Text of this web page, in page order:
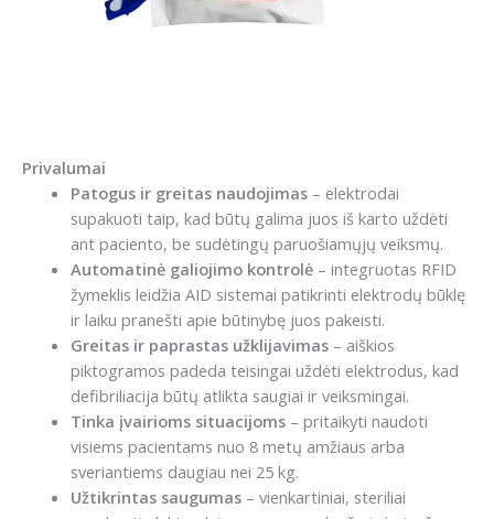
Privalumai
Patogus ir greitas naudojimas– elektrodai
supakuoti taip, kad būtų galima juos iš karto uždėti
ant paciento, be sudėtingų paruošiamųjų veiksmų.
Automatinė galiojimo kontrolė– integruotas RFID
žymeklis leidžia AID sistemai patikrinti elektrodų būklę
ir laiku pranešti apie būtinybę juos pakeisti.
Greitas ir paprastas užklijavimas– aiškios
piktogramos padeda teisingai uždėti elektrodus, kad
defibriliacija būtų atlikta saugiai ir veiksmingai.
Tinka įvairioms situacijoms– pritaikyti naudoti
visiems pacientams nuo 8 metų amžiaus arba
sveriantiems daugiau nei 25 kg.
Užtikrintas saugumas– vienkartiniai, steriliai